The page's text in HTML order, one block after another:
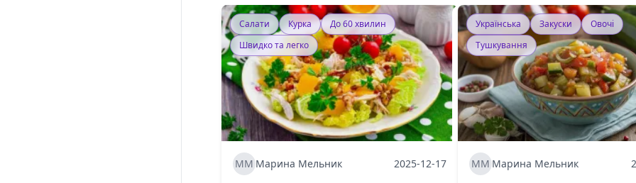
Салати Курка
До 60 хвилин
Швидко та легко
ММ Марина Мельник 2025-12-17
Українська Закуски
Овочі
Тушкування
ММ Марина Мельник